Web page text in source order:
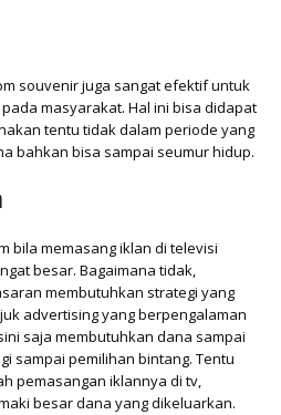
souvenir juga sangat efektif untuk
masyarakat. Hal ini bisa didapat
tentu tidak dalam periode yang
bahkan bisa sampai seumur hidup.
bila memasang iklan di televisi
besar. Bagaimana tidak,
membutuhkan strategi yang
advertising yang berpengalaman
saja membutuhkan dana sampai
sampai pemilihan bintang. Tentu
pemasangan iklannya di tv,
besar dana yang dikeluarkan.